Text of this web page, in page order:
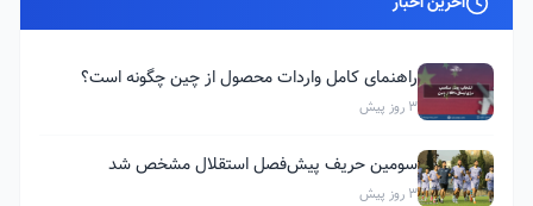
راهنمای کامل واردات محصول از چین چگونه است؟
3 روز پیش
سومین حریف پیش‌فصل استقلال مشخص شد
3 روز پیش